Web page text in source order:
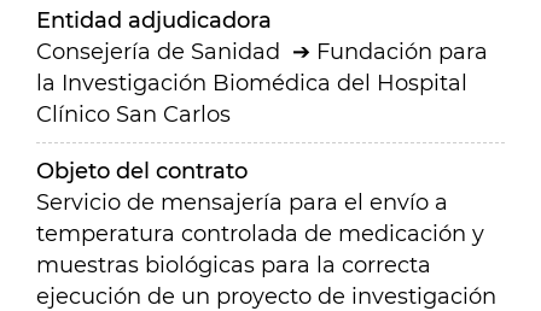
Entidad adjudicadora
Consejería de Sanidad
Fundación para
la Investigación Biomédica del Hospital
Clínico San Carlos
Objeto del contrato
Servicio de mensajería para el envío a
temperatura controlada de medicación y
muestras biológicas para la correcta
ejecución de un proyecto de investigación